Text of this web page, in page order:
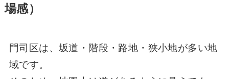
場感）
門司区は、坂道・階段・路地・狭小地が多い地
域です。